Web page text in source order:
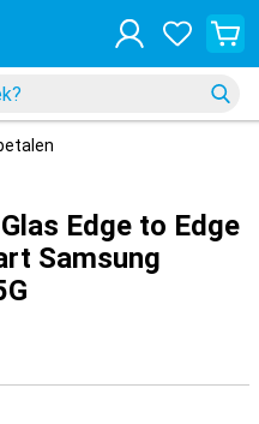
Edge to Edge
Samsung